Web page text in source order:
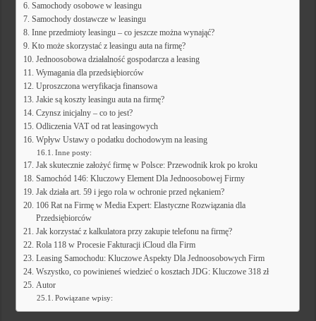
Samochody osobowe w leasingu
Samochody dostawcze w leasingu
Inne przedmioty leasingu – co jeszcze można wynająć?
Kto może skorzystać z leasingu auta na firmę?
Jednoosobowa działalność gospodarcza a leasing
Wymagania dla przedsiębiorców
Uproszczona weryfikacja finansowa
Jakie są koszty leasingu auta na firmę?
Czynsz inicjalny – co to jest?
Odliczenia VAT od rat leasingowych
Wpływ Ustawy o podatku dochodowym na leasing
Inne posty:
Jak skutecznie założyć firmę w Polsce: Przewodnik krok po kroku
Samochód 146: Kluczowy Element Dla Jednoosobowej Firmy
Jak działa art. 59 i jego rola w ochronie przed nękaniem?
106 Rat na Firmę w Media Expert: Elastyczne Rozwiązania dla
Przedsiębiorców
Jak korzystać z kalkulatora przy zakupie telefonu na firmę?
Rola 118 w Procesie Fakturacji iCloud dla Firm
Leasing Samochodu: Kluczowe Aspekty Dla Jednoosobowych Firm
Wszystko, co powinieneś wiedzieć o kosztach JDG: Kluczowe 318 zł
Autor
Powiązane wpisy: